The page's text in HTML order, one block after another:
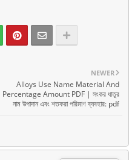
NEWER
Alloys Use Name Material And
Percentage Amount PDF | সংকর ধাতুর
নাম উপাদান এবং শতকরা পরিমাণ ব্যবহার: pdf